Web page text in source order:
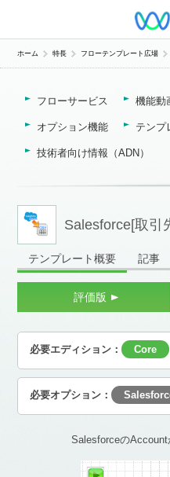
ホーム 特長 フローテンプレート広場
フローサービス 機能動
オプション機能 テンプ
技術者向け情報（ADN）
Salesforce[取引
テンプレート概要 記事
評価版
必要エディション： Core
必要オプション：
SalesforceのAccount